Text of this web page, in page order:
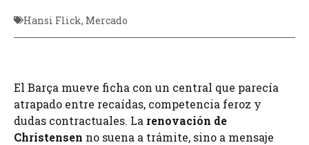
Hansi Flick, Mercado
El Barça mueve ficha con un central que parecía
atrapado entre recaídas, competencia feroz y
dudas contractuales. La renovación de
Christensen no suena a trámite, sino a mensaje